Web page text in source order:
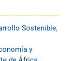
Sostenible,
y